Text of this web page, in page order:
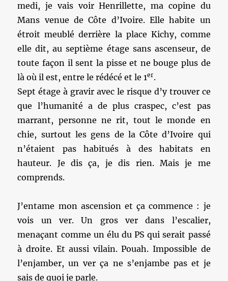
medi, je vais voir Henrillette, ma copine du
Mans venue de Côte d’Ivoire. Elle habite un
étroit meublé derrière la place Kichy, comme
elle dit, au septième étage sans ascenseur, de
toute façon il sent la pisse et ne bouge plus de
là où il est, entre le rédécé et le 1er.
Sept étage à gravir avec le risque d’y trouver ce
que l’humanité a de plus craspec, c’est pas
marrant, personne ne rit, tout le monde en
chie, surtout les gens de la Côte d’Ivoire qui
n’étaient pas habitués à des habitats en
hauteur. Je dis ça, je dis rien. Mais je me
comprends.
J’entame mon ascension et ça commence : je
vois un ver. Un gros ver dans l’escalier,
menaçant comme un élu du PS qui serait passé
à droite. Et aussi vilain. Pouah. Impossible de
l’enjamber, un ver ça ne s’enjambe pas et je
sais de quoi je parle.